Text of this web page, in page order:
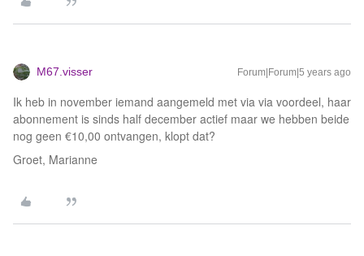
M67.visser Forum|Forum|5 years ago
Ik heb in november iemand aangemeld met via via voordeel, haar
abonnement is sinds half december actief maar we hebben beide
nog geen €10,00 ontvangen, klopt dat?
Groet, Marianne